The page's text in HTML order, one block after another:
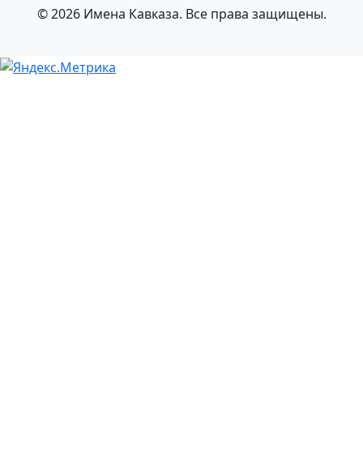
© 2026 Имена Кавказа. Все права защищены.